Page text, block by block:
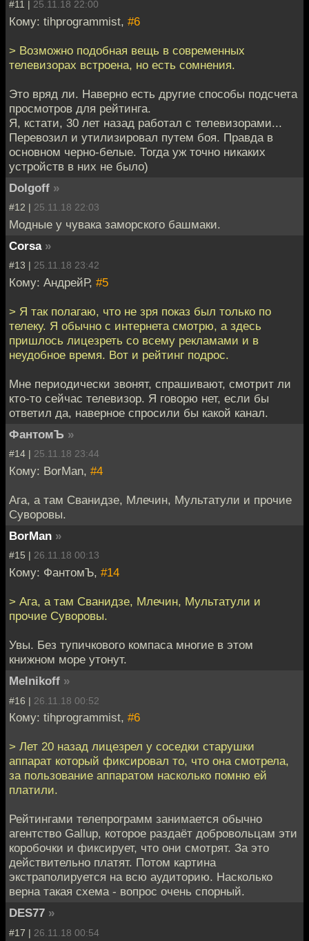
#11 | 25.11.18 22:00
Кому: tihprogrammist, #6
> Возможно подобная вещь в современных
телевизорах встроена, но есть сомнения.
Это вряд ли. Наверно есть другие способы подсчета
просмотров для рейтинга.
Я, кстати, 30 лет назад работал с телевизорами...
Перевозил и утилизировал путем боя. Правда в
основном черно-белые. Тогда уж точно никаких
устройств в них не было)
Dolgoff »
#12 | 25.11.18 22:03
Модные у чувака заморского башмаки.
Corsa »
#13 | 25.11.18 23:42
Кому: АндрейР, #5
> Я так полагаю, что не зря показ был только по
телеку. Я обычно с интернета смотрю, а здесь
пришлось лицезреть со всему рекламами и в
неудобное время. Вот и рейтинг подрос.
Мне периодически звонят, спрашивают, смотрит ли
кто-то сейчас телевизор. Я говорю нет, если бы
ответил да, наверное спросили бы какой канал.
ФантомЪ »
#14 | 25.11.18 23:44
Кому: BorMan, #4
Ага, а там Сванидзе, Млечин, Мультатули и прочие
Суворовы.
BorMan »
#15 | 26.11.18 00:13
Кому: ФантомЪ, #14
> Ага, а там Сванидзе, Млечин, Мультатули и
прочие Суворовы.
Увы. Без тупичкового компаса многие в этом
книжном море утонут.
Melnikoff »
#16 | 26.11.18 00:52
Кому: tihprogrammist, #6
> Лет 20 назад лицезрел у соседки старушки
аппарат который фиксировал то, что она смотрела,
за пользование аппаратом насколько помню ей
платили.
Рейтингами телепрограмм занимается обычно
агентство Gallup, которое раздаёт добровольцам эти
коробочки и фиксирует, что они смотрят. За это
действительно платят. Потом картина
экстраполируется на всю аудиторию. Насколько
верна такая схема - вопрос очень спорный.
DES77 »
#17 | 26.11.18 00:54